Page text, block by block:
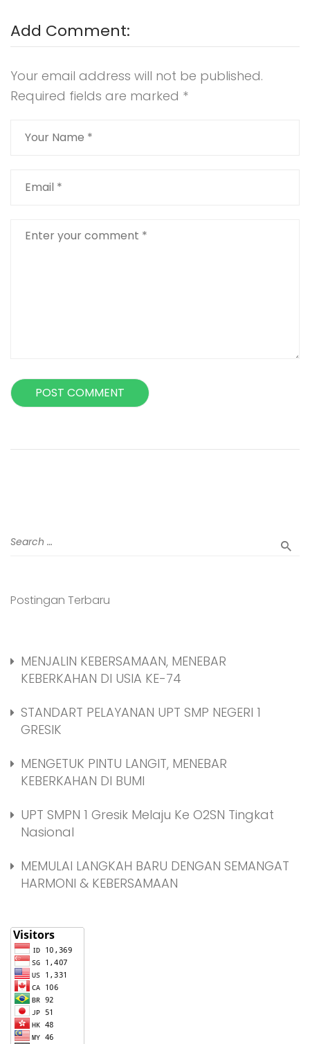
Add Comment:
Your email address will not be published.
Required fields are marked *
Postingan Terbaru
MENJALIN KEBERSAMAAN, MENEBAR
KEBERKAHAN DI USIA KE-74
STANDART PELAYANAN UPT SMP NEGERI 1
GRESIK
MENGETUK PINTU LANGIT, MENEBAR
KEBERKAHAN DI BUMI
UPT SMPN 1 Gresik Melaju Ke O2SN Tingkat
Nasional
MEMULAI LANGKAH BARU DENGAN SEMANGAT
HARMONI & KEBERSAMAAN